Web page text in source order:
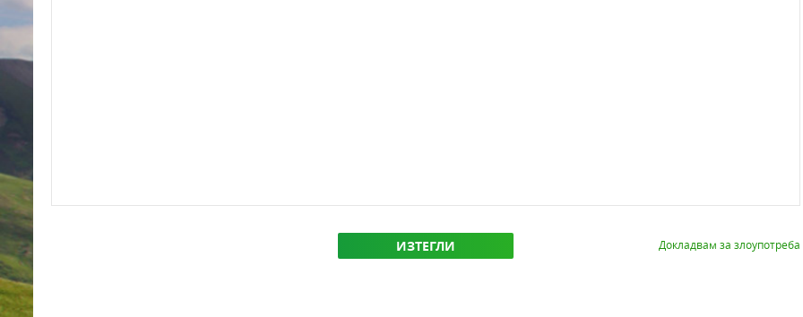
ИЗТЕГЛИ Докладвам за злоупотреба